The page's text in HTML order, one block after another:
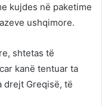
kujdes në paketime
ushqimore.
shtetas të
kanë tentuar ta
drejt Greqisë, të